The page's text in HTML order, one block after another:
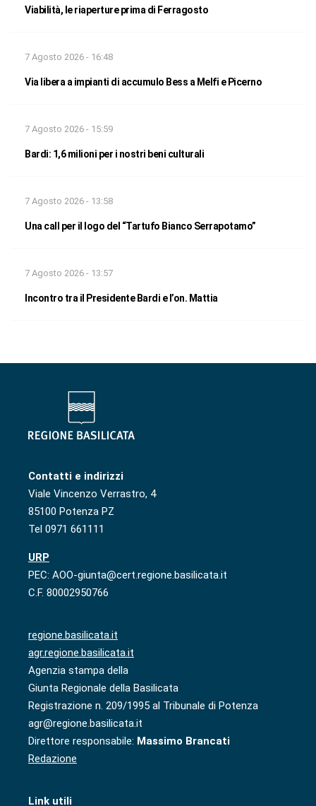
Viabilità, le riaperture prima di Ferragosto
7 Agosto 2026 - 16:48
Via libera a impianti di accumulo Bess a Melfi e Picerno
7 Agosto 2026 - 15:59
Bardi: 1,6 milioni per i nostri beni culturali
7 Agosto 2026 - 13:58
Una call per il logo del “Tartufo Bianco Serrapotamo”
7 Agosto 2026 - 13:57
Incontro tra il Presidente Bardi e l’on. Mattia
Contatti e indirizzi
Viale Vincenzo Verrastro, 4
85100 Potenza PZ
Tel 0971 661111
URP
PEC: AOO-giunta@cert.regione.basilicata.it
C.F. 80002950766
regione.basilicata.it
agr.regione.basilicata.it
Agenzia stampa della
Giunta Regionale della Basilicata
Registrazione n. 209/1995 al Tribunale di Potenza
agr@regione.basilicata.it
Direttore responsabile: Massimo Brancati
Redazione
Link utili